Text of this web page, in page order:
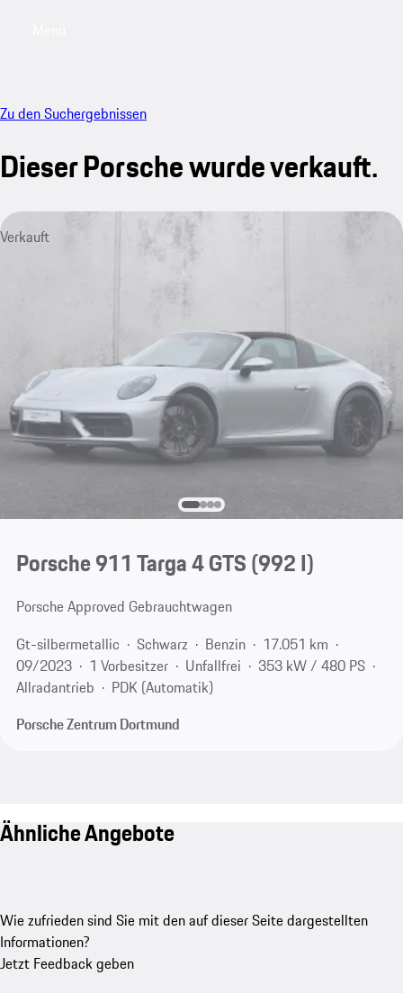
Zu den Suchergebnissen
Dieser Porsche wurde verkauft.
Verkauft
Porsche 911 Targa 4 GTS(992 I)
Porsche Approved Gebrauchtwagen
Gt-silbermetallic
Schwarz Benzin
17.051 km
09/2023
1 Vorbesitzer Unfallfrei
353 kW / 480 PS
Allradantrieb
PDK (Automatik)
Porsche Zentrum Dortmund
Ähnliche Angebote
Wie zufrieden sind Sie mit den auf dieser Seite dargestellten
Informationen?
Jetzt Feedback geben